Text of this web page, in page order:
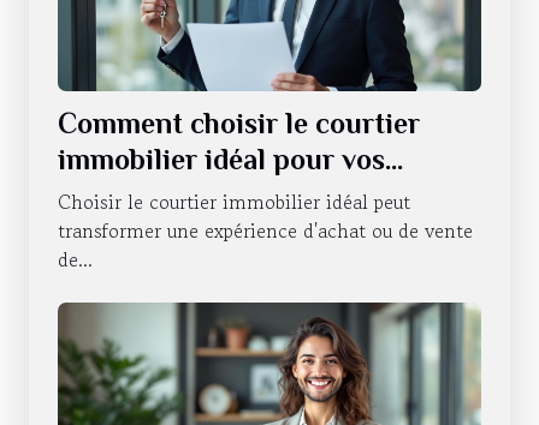
Comment choisir le courtier
immobilier idéal pour vos
besoins ?
Choisir le courtier immobilier idéal peut
transformer une expérience d'achat ou de vente
de...